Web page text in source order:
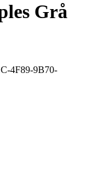
Grå
4F89-9B70-